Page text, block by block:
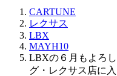
CARTUNE
レクサス
LBX
MAYH10
LBXの６月もよろ
グ・レクサス店に